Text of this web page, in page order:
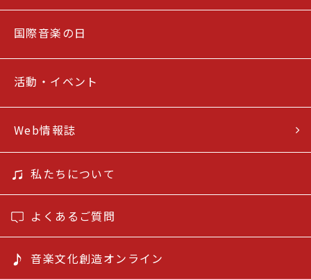
国際音楽の日
活動・イベント
Web情報誌
私たちについて
よくあるご質問
音楽文化創造オンライン